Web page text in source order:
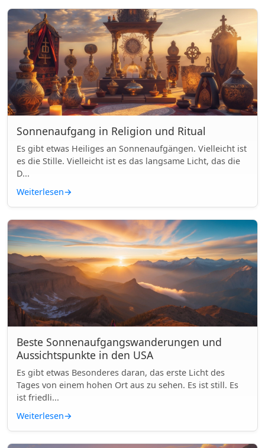
Sonnenaufgang in Religion und Ritual
Es gibt etwas Heiliges an Sonnenaufgängen. Vielleicht ist
es die Stille. Vielleicht ist es das langsame Licht, das die
D...
Weiterlesen→
Beste Sonnenaufgangswanderungen und
Aussichtspunkte in den USA
Es gibt etwas Besonderes daran, das erste Licht des
Tages von einem hohen Ort aus zu sehen. Es ist still. Es
ist friedli...
Weiterlesen→